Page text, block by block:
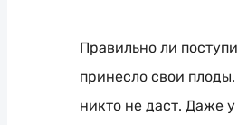
Правильно ли
принесло свои
никто не даст. Даже